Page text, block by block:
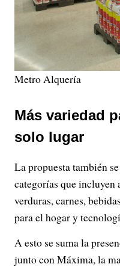
Metro Alquería
Más variedad
solo lugar
La propuesta también
categorías que
verduras, carnes,
para el hogar y
A esto se suma la
junto con Máxima, la